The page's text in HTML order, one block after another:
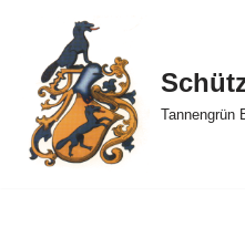
Inhalt
springen
Tannengrün